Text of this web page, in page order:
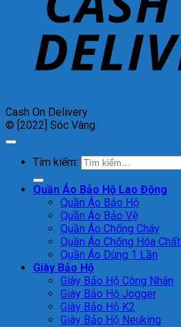
Cash On Delivery
© [2022] Sóc Vàng
Tìm kiếm:
Quần Áo Bảo Hộ Lao Động
Quần Áo Bảo Hộ
Quần Áo Bảo Vệ
Quần Áo Chống Cháy
Quần Áo Chống Hóa Chất
Quần Áo Dùng 1 Lần
Giày Bảo Hộ
Giày Bảo Hộ Công Nhân
Giày Bảo Hộ Jogger
Giày Bảo Hộ K2
Giày Bảo Hộ Neuking